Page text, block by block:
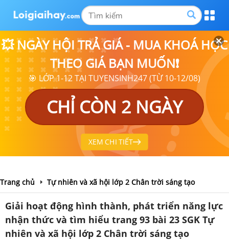
💥 NGÀY HỘI TRẢ GIÁ - MUA KHOÁ HỌC
THEO GIÁ BẠN MUỐN❗
🎯 LỚP 1-12 TẠI TUYENSINH247 (TỪ 10-12/08)
CHỈ CÒN 2 NGÀY
XEM CHI TIẾT
Trang chủ Tự nhiên và xã hội lớp 2 Chân trời sáng tạo
Giải hoạt động hình thành, phát triển năng lực
nhận thức và tìm hiểu trang 93 bài 23 SGK Tự
nhiên và xã hội lớp 2 Chân trời sáng tạo